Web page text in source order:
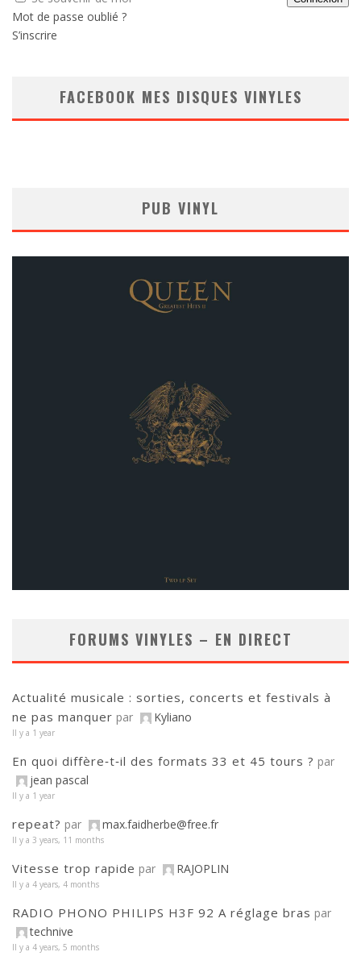
Mot de passe oublié ?
S’inscrire
FACEBOOK MES DISQUES VINYLES
PUB VINYL
FORUMS VINYLES – EN DIRECT
Actualité musicale : sorties, concerts et festivals à
ne pas manquer par Kyliano
Il y a 1 year
En quoi diffère‑t‑il des formats 33 et 45 tours ? par
jean pascal
Il y a 1 year
repeat? par max.faidherbe@free.fr
Il y a 3 years, 11 months
Vitesse trop rapide par RAJOPLIN
Il y a 4 years, 4 months
RADIO PHONO PHILIPS H3F 92 A réglage bras par
technive
Il y a 4 years, 5 months